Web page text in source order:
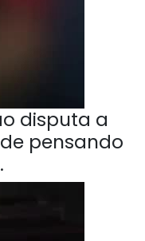
disputa a
pensando